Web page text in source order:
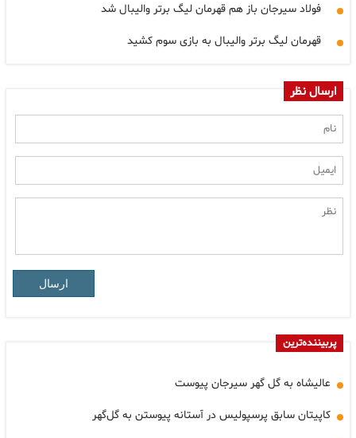
فولاد سیرجان باز هم قهرمان لیگ برتر والیبال شد
قهرمان لیگ برتر والیبال به بازی سوم کشید
ارسال نظر
ارسال
پربیننده‌ترین
عالیشاه به گل گهر سیرجان پیوست
کاپیتان سابق پرسپولیس در آستانه پیوستن به گل‌گهر